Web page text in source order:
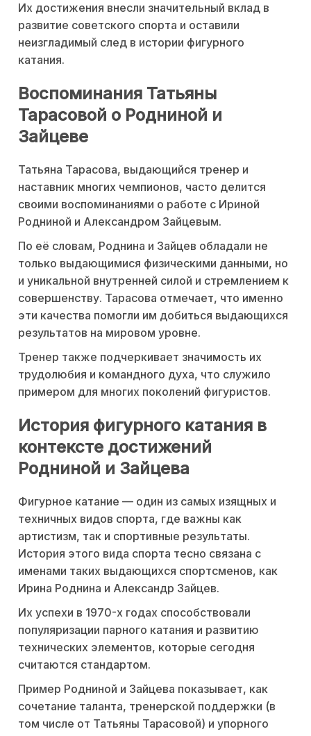
Их достижения внесли значительный вклад в
развитие советского спорта и оставили
неизгладимый след в истории фигурного
катания.
Воспоминания Татьяны
Тарасовой о Родниной и
Зайцеве
Татьяна Тарасова, выдающийся тренер и
наставник многих чемпионов, часто делится
своими воспоминаниями о работе с Ириной
Родниной и Александром Зайцевым.
По её словам, Роднина и Зайцев обладали не
только выдающимися физическими данными, но
и уникальной внутренней силой и стремлением к
совершенству. Тарасова отмечает, что именно
эти качества помогли им добиться выдающихся
результатов на мировом уровне.
Тренер также подчеркивает значимость их
трудолюбия и командного духа, что служило
примером для многих поколений фигуристов.
История фигурного катания в
контексте достижений
Родниной и Зайцева
Фигурное катание — один из самых изящных и
техничных видов спорта, где важны как
артистизм, так и спортивные результаты.
История этого вида спорта тесно связана с
именами таких выдающихся спортсменов, как
Ирина Роднина и Александр Зайцев.
Их успехи в 1970-х годах способствовали
популяризации парного катания и развитию
технических элементов, которые сегодня
считаются стандартом.
Пример Родниной и Зайцева показывает, как
сочетание таланта, тренерской поддержки (в
том числе от Татьяны Тарасовой) и упорного